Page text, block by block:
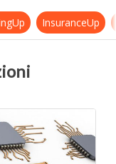
InsuranceUp